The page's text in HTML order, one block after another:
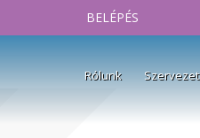
BELÉPÉS
Rólunk